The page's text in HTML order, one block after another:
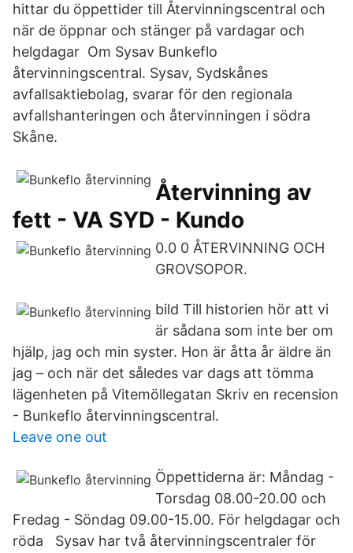
hittar du öppettider till Återvinningscentral och
när de öppnar och stänger på vardagar och
helgdagar Om Sysav Bunkeflo
återvinningscentral. Sysav, Sydskånes
avfallsaktiebolag, svarar för den regionala
avfallshanteringen och återvinningen i södra
Skåne.
Återvinning av
fett - VA SYD - Kundo
0.0 0 ÅTERVINNING OCH
GROVSOPOR.
bild Till historien hör att vi
är sådana som inte ber om
hjälp, jag och min syster. Hon är åtta år äldre än
jag – och när det således var dags att tömma
lägenheten på Vitemöllegatan Skriv en recension
- Bunkeflo återvinningscentral.
Leave one out
Öppettiderna är: Måndag -
Torsdag 08.00-20.00 och
Fredag - Söndag 09.00-15.00. För helgdagar och
röda Sysav har två återvinningscentraler för